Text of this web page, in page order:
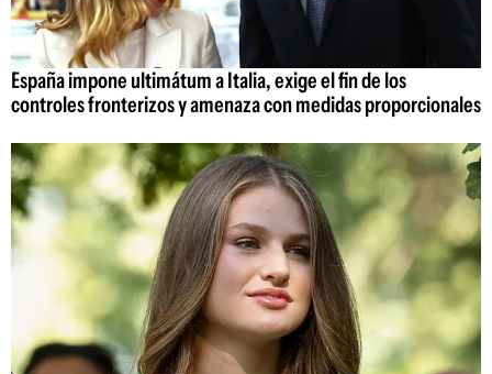
España impone ultimátum a Italia, exige el fin de los
controles fronterizos y amenaza con medidas proporcionales